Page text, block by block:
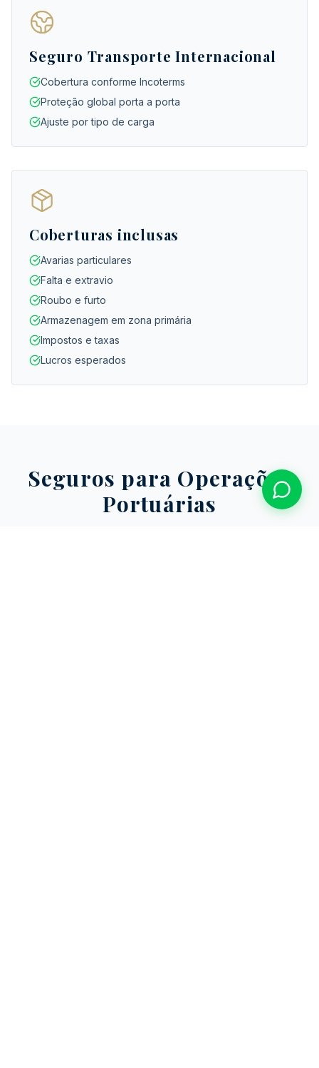
Seguro Transporte Internacional
Cobertura conforme Incoterms
Proteção global porta a porta
Ajuste por tipo de carga
Coberturas inclusas
Avarias particulares
Falta e extravio
Roubo e furto
Armazenagem em zona primária
Impostos e taxas
Lucros esperados
Seguros para Operações
Portuárias